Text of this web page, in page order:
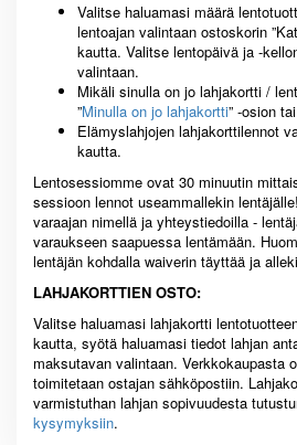
Valitse haluamasi määrä
lentoajan valintaan ostoskorin
kautta. Valitse lentopäivä ja -
valintaan.
Mikäli sinulla on jo lahjakortti /
”Minulla on jo lahjakortti” -osion tai
Elämyslahjojen lahjakorttilennot
kautta.
Lentosessiomme ovat 30 minuutin
sessioon lennot useammallekin
varaajan nimellä ja yhteystiedoilla -
varaukseen saapuessa lentämään.
lentäjän kohdalla waiverin täyttää ja
LAHJAKORTTIEN OSTO:
Valitse haluamasi lahjakortti
kautta, syötä haluamasi tiedot lahjan
maksutavan valintaan. Verkkokaupasta
toimitetaan ostajan sähköpostiin.
varmistuthan lahjan sopivuudesta
kysymyksiin.